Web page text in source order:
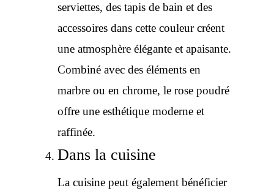
serviettes, des tapis de bain et des
accessoires dans cette couleur créent
une atmosphère élégante et apaisante.
Combiné avec des éléments en
marbre ou en chrome, le rose poudré
offre une esthétique moderne et
raffinée.
Dans la cuisine
La cuisine peut également bénéficier